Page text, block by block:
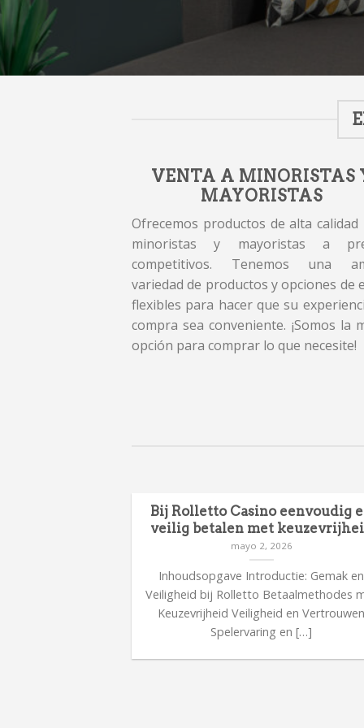
VENTA A MINORISTAS
MAYORISTAS
Ofrecemos productos de alta calidad
minoristas y mayoristas a
competitivos. Tenemos una
variedad de productos y opciones de
flexibles para hacer que su
compra sea conveniente. ¡Somos la
opción para comprar lo que necesite!
Bij Rolletto Casino eenvoudig
veilig betalen met
mayo 2, 2026
Inhoudsopgave Introductie: Gemak en
Veiligheid bij Rolletto Betaalmethodes
Keuzevrijheid Veiligheid en
Spelervaring en […]